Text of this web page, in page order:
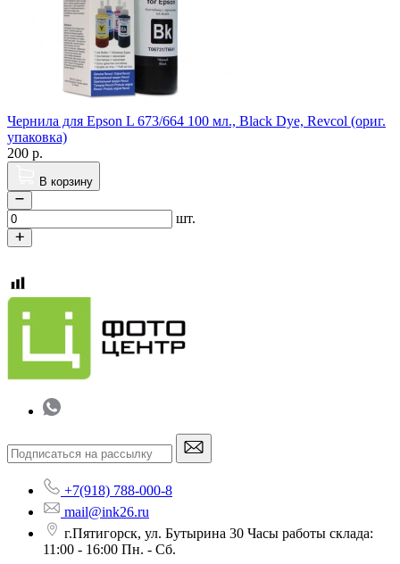
Чернила для Epson L 673/664 100 мл., Black Dye, Revcol (ориг.
упаковка)
200 р.
В корзину
шт.
+7(918) 788-000-8
mail@ink26.ru
г.Пятигорск, ул. Бутырина 30 Часы работы склада:
11:00 - 16:00 Пн. - Сб.